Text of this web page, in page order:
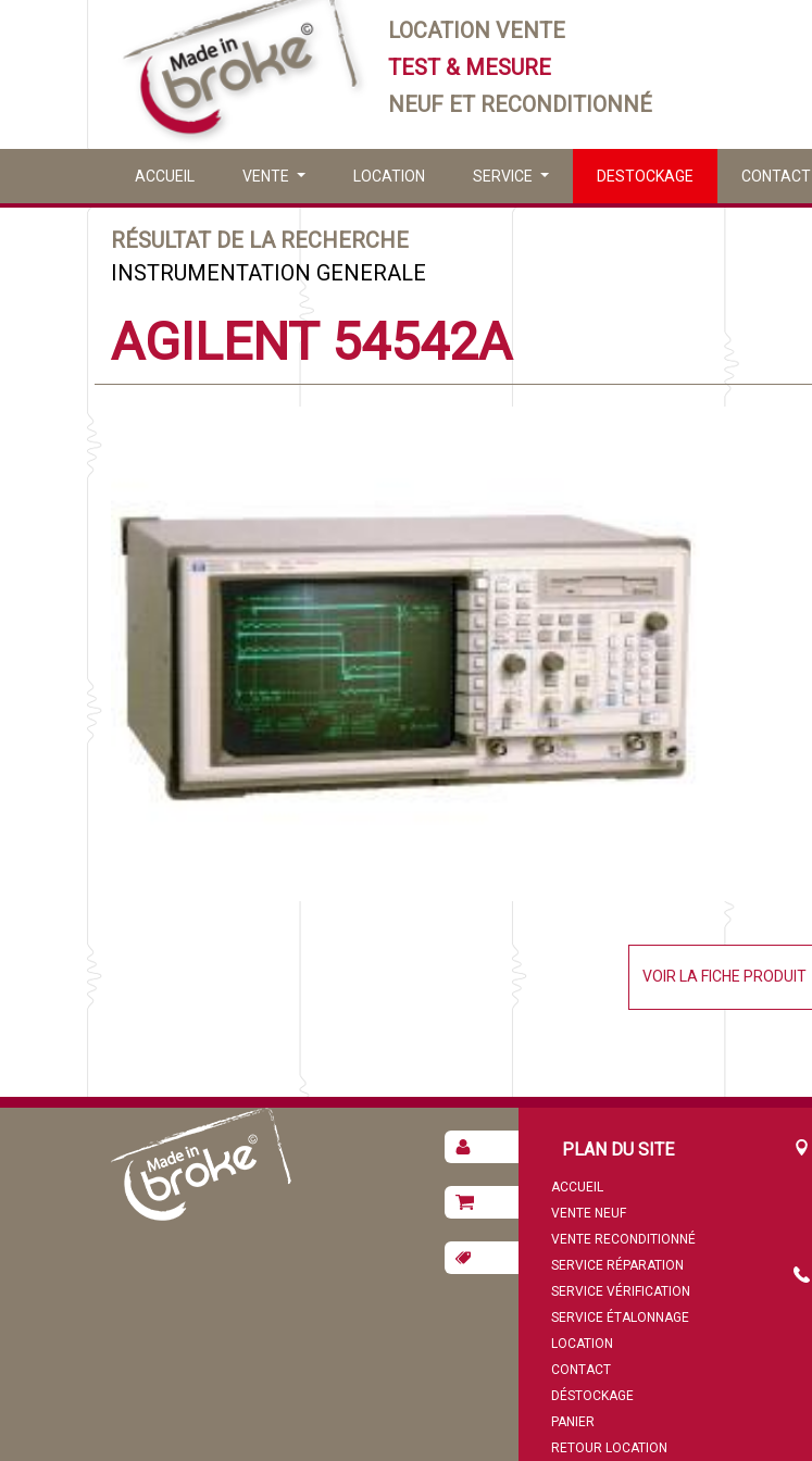
LOCATION VENTE
TEST & MESURE
NEUF ET RECONDITIONNÉ
ACCUEIL VENTE LOCATION SERVICE DESTOCKAGE CONTACT
RÉSULTAT DE LA RECHERCHE
INSTRUMENTATION GENERALE
AGILENT 54542A
VOIR LA FICHE PRODUIT
PLAN DU SITE
ACCUEIL
VENTE NEUF
VENTE RECONDITIONNÉ
SERVICE RÉPARATION
SERVICE VÉRIFICATION
SERVICE ÉTALONNAGE
LOCATION
CONTACT
DÉSTOCKAGE
PANIER
RETOUR LOCATION